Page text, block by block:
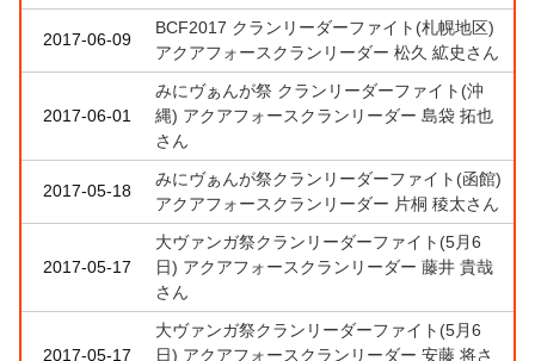
2017-06-09
BCF2017 クランリーダーファイト(札幌地区)
アクアフォースクランリーダー 松久 絋史さん
2017-06-01
みにヴぁんが祭 クランリーダーファイト(沖
縄) アクアフォースクランリーダー 島袋 拓也
さん
2017-05-18
みにヴぁんが祭クランリーダーファイト(函館)
アクアフォースクランリーダー 片桐 稜太さん
2017-05-17
大ヴァンガ祭クランリーダーファイト(5月6
日) アクアフォースクランリーダー 藤井 貴哉
さん
2017-05-17
大ヴァンガ祭クランリーダーファイト(5月6
日) アクアフォースクランリーダー 安藤 将さ